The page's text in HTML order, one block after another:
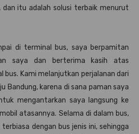
itu adalah solusi terbaik menurut
di terminal bus, saya berpamitan
saya dan berterima kasih atas
Kami melanjutkan perjalanan dari
Bandung, karena di sana paman saya
mengantarkan saya langsung ke
atasannya. Selama di dalam bus,
dengan bus jenis ini, sehingga